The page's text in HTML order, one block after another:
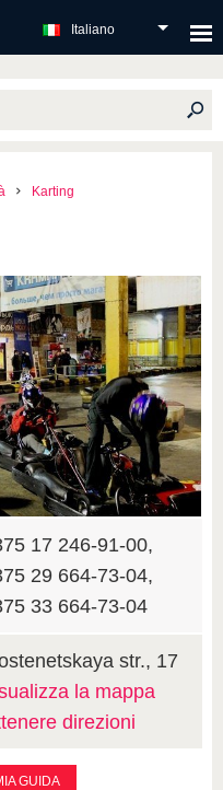
Italiano
Karting
17 246-91-00,
29 664-73-04,
33 664-73-04
str., 17
la mappa
direzioni
GUIDA